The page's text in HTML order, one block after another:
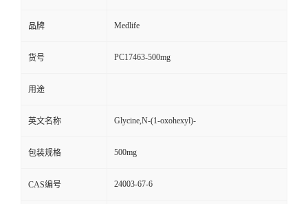
品牌 Medlife
货号 PC17463-500mg
用途
英文名称 Glycine,N-(1-oxohexyl)-
包装规格 500mg
CAS编号 24003-67-6